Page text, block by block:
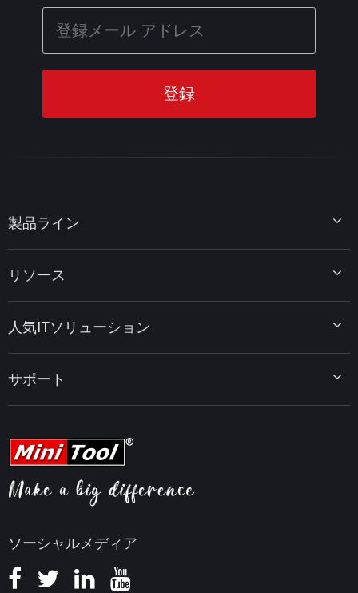
ソーシャルメディア
製品ライン
MiniTool Power Data Recovery
MiniTool PDF Editor
MiniTool MovieMaker
MiniTool uTube Downloader
リソース
データ復元ヒント
PDF編集ヒント
動画編集ヒント
ビデオ変換ヒント
画面録画ヒント
知識ベース
人気ITソリューション
MiniTool ニュースセンター
サポート
ヘルプ